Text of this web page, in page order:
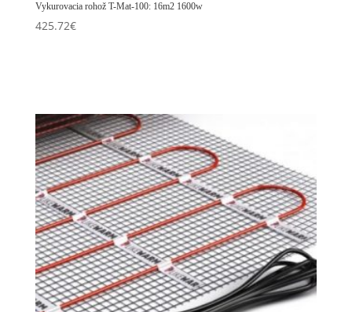
Vykurovacia rohož T-Mat-100: 16m2 1600w
425.72€